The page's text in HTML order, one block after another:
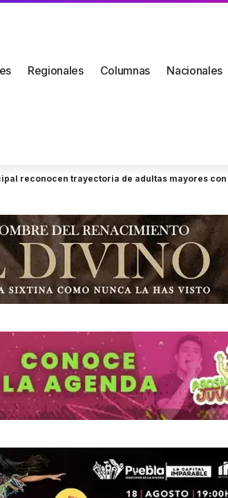
Regionales Columnas Nacionales
reconocen trayectoria de adultas mayores